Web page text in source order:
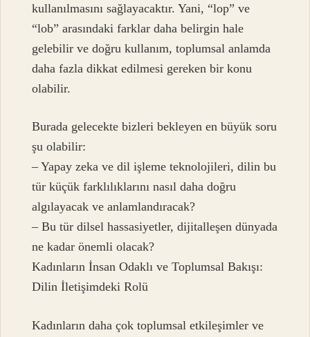
kullanılmasını sağlayacaktır. Yani, “lop” ve
“lob” arasındaki farklar daha belirgin hale
gelebilir ve doğru kullanım, toplumsal anlamda
daha fazla dikkat edilmesi gereken bir konu
olabilir.
Burada gelecekte bizleri bekleyen en büyük soru
şu olabilir:
– Yapay zeka ve dil işleme teknolojileri, dilin bu
tür küçük farklılıklarını nasıl daha doğru
algılayacak ve anlamlandıracak?
– Bu tür dilsel hassasiyetler, dijitalleşen dünyada
ne kadar önemli olacak?
Kadınların İnsan Odaklı ve Toplumsal Bakışı:
Dilin İletişimdeki Rolü
Kadınların daha çok toplumsal etkileşimler ve